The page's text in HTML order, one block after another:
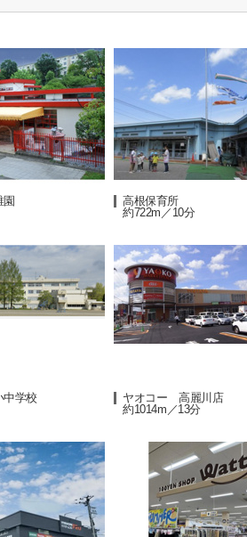
園
高根保育所
約722m／10分
中学校
ヤオコー 高麗川店
約1014m／13分